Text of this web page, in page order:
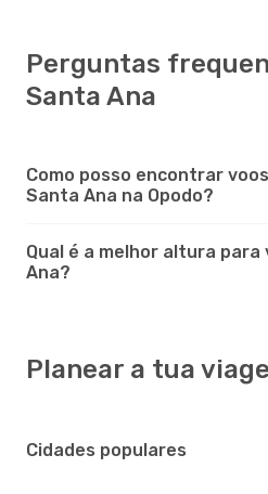
Perguntas
Santa Ana
Como posso encontrar
Santa Ana na Opodo?
Qual é a melhor altura
Ana?
Planear a tua
Cidades populares